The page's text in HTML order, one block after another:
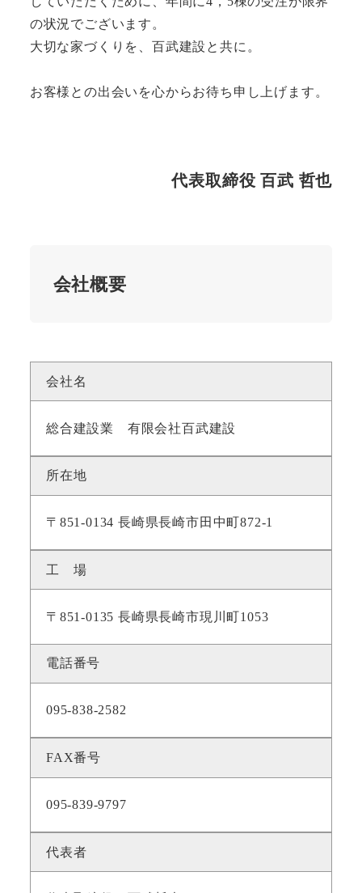
の状況でございます。
大切な家づくりを、百武建設と共に。
お客様との出会いを心からお待ち申し上げます。
代表取締役 百武 哲也
会社概要
会社名
総合建設業 有限会社百武建設
所在地
〒851-0134 長崎県長崎市田中町872-1
工 場
〒851-0135 長崎県長崎市現川町1053
電話番号
095-838-2582
FAX番号
095-839-9797
代表者